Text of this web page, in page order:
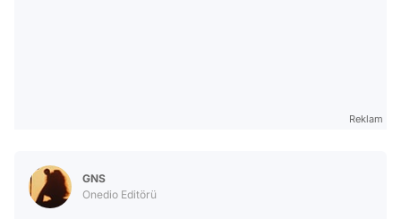
Reklam
GNS
Onedio Editörü